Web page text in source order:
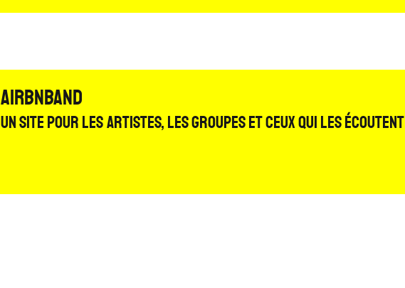
Airbnband
Un site pour les artistes, les groupes et ceux qui les écoutent